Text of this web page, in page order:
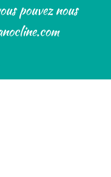
pouvez nous